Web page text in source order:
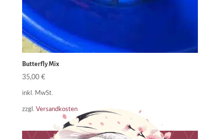
Butterfly Mix
35,00 €
inkl. MwSt.
zzgl. Versandkosten